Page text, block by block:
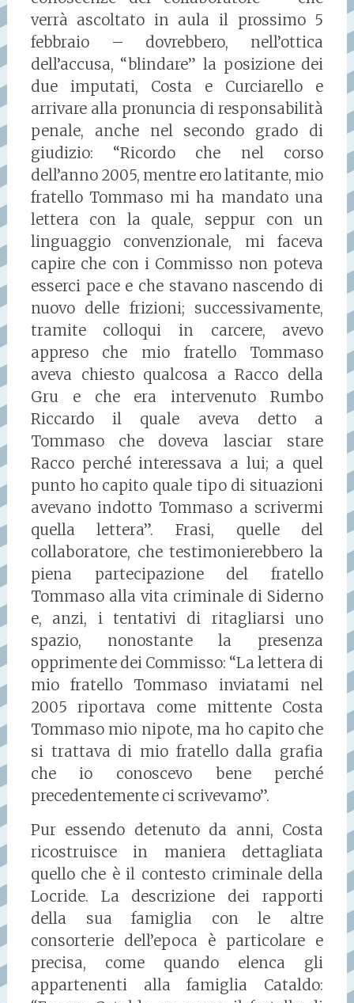
verrà ascoltato in aula il prossimo 5
febbraio – dovrebbero, nell’ottica
dell’accusa, “blindare” la posizione dei
due imputati, Costa e Curciarello e
arrivare alla pronuncia di responsabilità
penale, anche nel secondo grado di
giudizio: “Ricordo che nel corso
dell’anno 2005, mentre ero latitante, mio
fratello Tommaso mi ha mandato una
lettera con la quale, seppur con un
linguaggio convenzionale, mi faceva
capire che con i Commisso non poteva
esserci pace e che stavano nascendo di
nuovo delle frizioni; successivamente,
tramite colloqui in carcere, avevo
appreso che mio fratello Tommaso
aveva chiesto qualcosa a Racco della
Gru e che era intervenuto Rumbo
Riccardo il quale aveva detto a
Tommaso che doveva lasciar stare
Racco perché interessava a lui; a quel
punto ho capito quale tipo di situazioni
avevano indotto Tommaso a scrivermi
quella lettera”. Frasi, quelle del
collaboratore, che testimonierebbero la
piena partecipazione del fratello
Tommaso alla vita criminale di Siderno
e, anzi, i tentativi di ritagliarsi uno
spazio, nonostante la presenza
opprimente dei Commisso: “La lettera di
mio fratello Tommaso inviatami nel
2005 riportava come mittente Costa
Tommaso mio nipote, ma ho capito che
si trattava di mio fratello dalla grafia
che io conoscevo bene perché
precedentemente ci scrivevamo”.
Pur essendo detenuto da anni, Costa
ricostruisce in maniera dettagliata
quello che è il contesto criminale della
Locride. La descrizione dei rapporti
della sua famiglia con le altre
consorterie dell’epoca è particolare e
precisa, come quando elenca gli
appartenenti alla famiglia Cataldo: